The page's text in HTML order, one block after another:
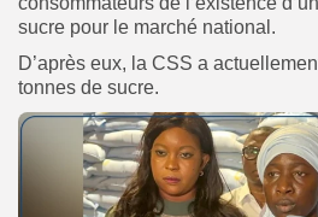
sucre pour le marché national.
D’après eux, la CSS a
tonnes de sucre.